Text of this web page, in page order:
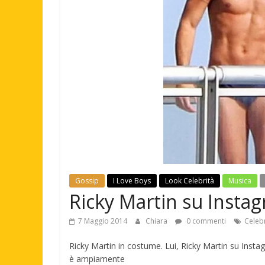
Gossip I Love Boys Look Celebrità Musica
Ricky Martin su
7 Maggio 2014 Chiara 0 commenti
Ricky Martin in costume. Lui, Ricky Martin su
è ampiamente